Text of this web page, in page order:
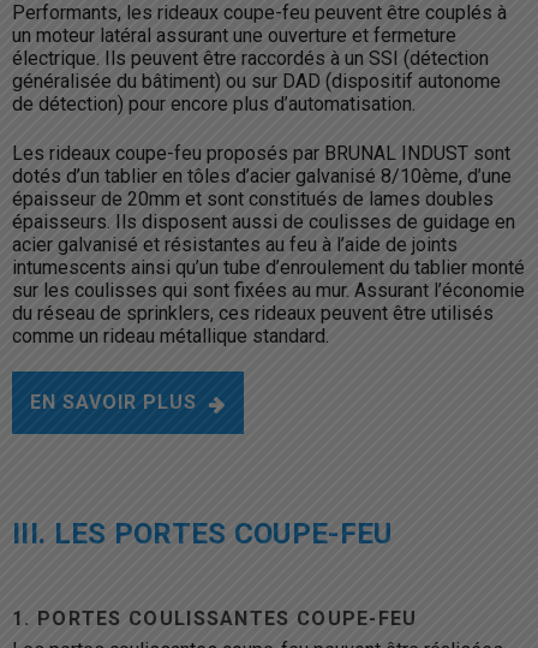
Performants, les rideaux coupe-feu peuvent être couplés à
un moteur latéral assurant une ouverture et fermeture
électrique. Ils peuvent être raccordés à un SSI (détection
généralisée du bâtiment) ou sur DAD (dispositif autonome
de détection) pour encore plus d’automatisation.
Les rideaux coupe-feu proposés par BRUNAL INDUST sont
dotés d’un tablier en tôles d’acier galvanisé 8/10ème, d’une
épaisseur de 20mm et sont constitués de lames doubles
épaisseurs. Ils disposent aussi de coulisses de guidage en
acier galvanisé et résistantes au feu à l’aide de joints
intumescents ainsi qu’un tube d’enroulement du tablier monté
sur les coulisses qui sont fixées au mur. Assurant l’économie
du réseau de sprinklers, ces rideaux peuvent être utilisés
comme un rideau métallique standard.
EN SAVOIR PLUS
III. LES PORTES COUPE-FEU
1. PORTES COULISSANTES COUPE-FEU